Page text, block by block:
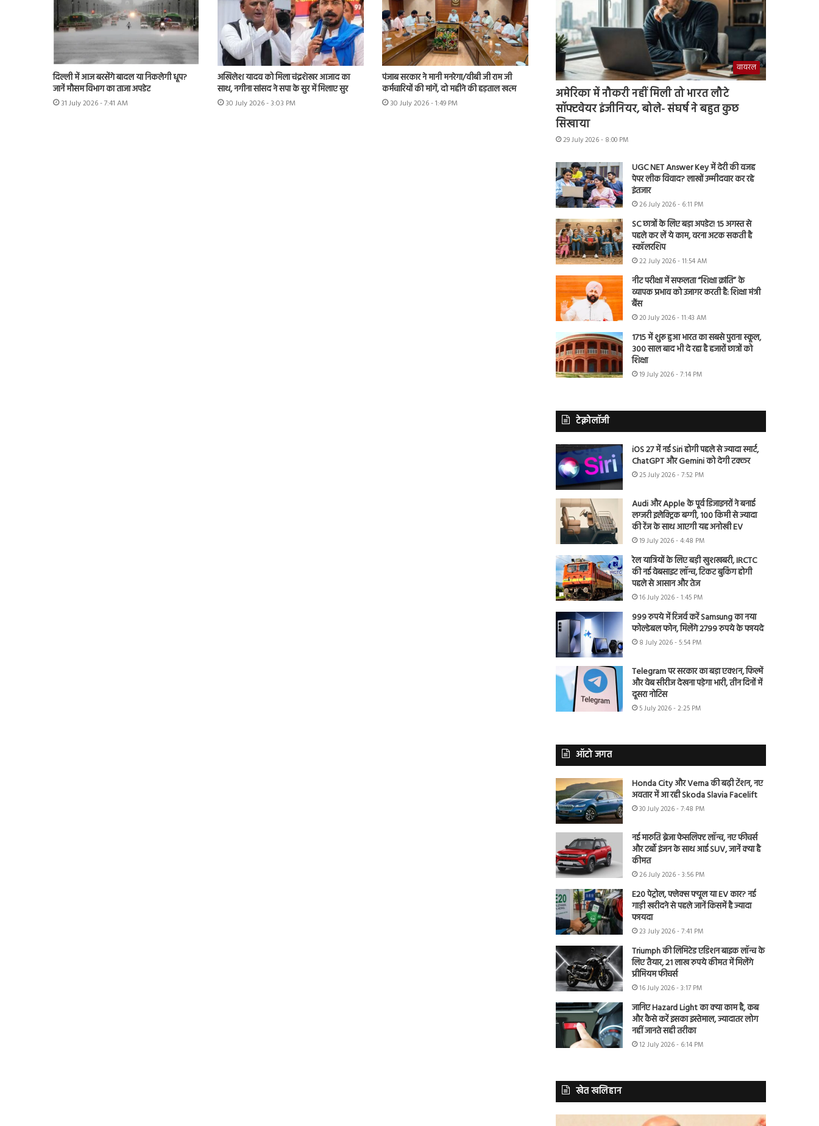
दिल्ली में आज बरसेंगे बादल या निकलेगी धूप?
जानें मौसम विभाग का ताजा अपडेट
31 July 2026 - 7:41 AM
अखिलेश यादव को मिला चंद्रशेखर आजाद का
साथ, नगीना सांसद ने सपा के सुर में मिलाए सुर
30 July 2026 - 3:03 PM
पंजाब सरकार ने मानी मनरेगा/वीबी जी राम जी
कर्मचारियों की मांगें, दो महीने की हड़ताल खत्म
30 July 2026 - 1:49 PM
वायरल
अमेरिका में नौकरी नहीं मिली तो भारत लौटे
सॉफ्टवेयर इंजीनियर, बोले- संघर्ष ने बहुत कुछ
सिखाया
29 July 2026 - 8:00 PM
UGC NET Answer Key में देरी की वजह
पेपर लीक विवाद? लाखों उम्मीदवार कर रहे
इंतजार
26 July 2026 - 6:11 PM
SC छात्रों के लिए बड़ा अपडेट! 15 अगस्त से
पहले कर लें ये काम, वरना अटक सकती है
स्कॉलरशिप
22 July 2026 - 11:54 AM
नीट परीक्षा में सफलता “शिक्षा क्रांति” के
व्यापक प्रभाव को उजागर करती है: शिक्षा मंत्री
बैंस
20 July 2026 - 11:43 AM
1715 में शुरू हुआ भारत का सबसे पुराना स्कूल,
300 साल बाद भी दे रहा है हजारों छात्रों को
शिक्षा
19 July 2026 - 7:14 PM
टेक्नोलॉजी
iOS 27 में नई Siri होगी पहले से ज्यादा स्मार्ट,
ChatGPT और Gemini को देगी टक्कर
25 July 2026 - 7:52 PM
Audi और Apple के पूर्व डिजाइनरों ने बनाई
लग्जरी इलेक्ट्रिक बग्गी, 100 किमी से ज्यादा
की रेंज के साथ आएगी यह अनोखी EV
19 July 2026 - 4:48 PM
रेल यात्रियों के लिए बड़ी खुशखबरी, IRCTC
की नई वेबसाइट लॉन्च, टिकट बुकिंग होगी
पहले से आसान और तेज
16 July 2026 - 1:45 PM
999 रुपये में रिजर्व करें Samsung का नया
फोल्डेबल फोन, मिलेंगे 2799 रुपये के फायदे
8 July 2026 - 5:54 PM
Telegram पर सरकार का बड़ा एक्शन, फिल्में
और वेब सीरीज देखना पड़ेगा भारी, तीन दिनों में
दूसरा नोटिस
5 July 2026 - 2:25 PM
ऑटो जगत
Honda City और Verna की बढ़ी टेंशन, नए
अवतार में आ रही Skoda Slavia Facelift
30 July 2026 - 7:48 PM
नई मारुति ब्रेजा फेसलिफ्ट लॉन्च, नए फीचर्स
और टर्बो इंजन के साथ आई SUV, जानें क्या है
कीमत
26 July 2026 - 3:56 PM
E20 पेट्रोल, फ्लेक्स फ्यूल या EV कार? नई
गाड़ी खरीदने से पहले जानें किसमें है ज्यादा
फायदा
23 July 2026 - 7:41 PM
Triumph की लिमिटेड एडिशन बाइक लॉन्च के
लिए तैयार, 21 लाख रुपये कीमत में मिलेंगे
प्रीमियम फीचर्स
16 July 2026 - 3:17 PM
जानिए Hazard Light का क्या काम है, कब
और कैसे करें इसका इस्तेमाल, ज्यादातर लोग
नहीं जानते सही तरीका
12 July 2026 - 6:14 PM
खेत खलिहान